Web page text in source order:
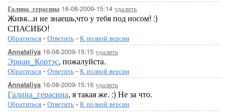
Галина_герасина 16-08-2009-15:14 удалить
Живя...и не знаешь,что у тебя под носом! :)
СПАСИБО!
Обратиться - Ответить - К полной версии
Annataliya 16-08-2009-15:15 удалить
Эрнан_Кортэс, пожалуйста.
Обратиться - Ответить - К полной версии
Annataliya 16-08-2009-15:16 удалить
Галина_герасина, я такая же. :) Не за что.
Обратиться - Ответить - К полной версии